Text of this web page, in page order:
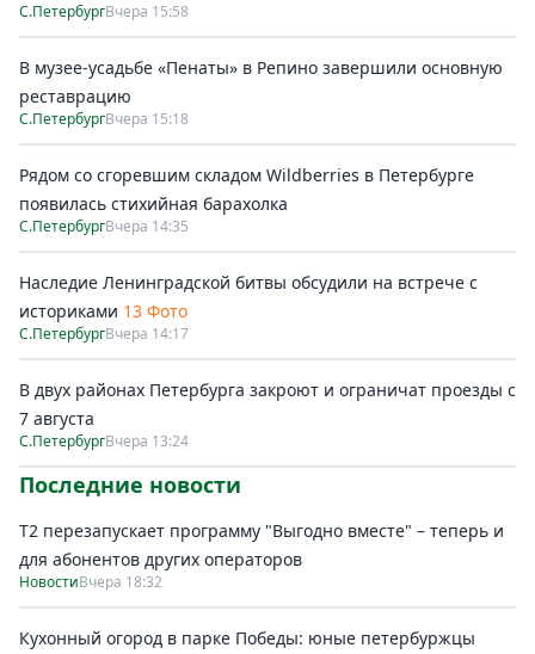
С.ПетербургВчера 15:58
В музее-усадьбе «Пенаты» в Репино завершили основную
реставрацию
С.ПетербургВчера 15:18
Рядом со сгоревшим складом Wildberries в Петербурге
появилась стихийная барахолка
С.ПетербургВчера 14:35
Наследие Ленинградской битвы обсудили на встрече с
историками 13 Фото
С.ПетербургВчера 14:17
В двух районах Петербурга закроют и ограничат проезды с
7 августа
С.ПетербургВчера 13:24
Последние новости
Т2 перезапускает программу "Выгодно вместе" – теперь и
для абонентов других операторов
НовостиВчера 18:32
Кухонный огород в парке Победы: юные петербуржцы